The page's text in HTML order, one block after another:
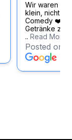
Wir waren
klein, nicht zu
Comedy ❤️
Getränke
.. Read More
Posted on